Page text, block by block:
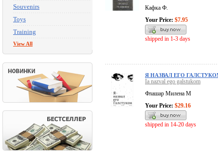
Souvenirs
Toys
Training
View All
Кафка Ф.
Your Price: $7.95
shipped in 1-3 days
Я НАЗВАЛ ЕГО
Ia nazval ego galstukom
Флашар Милена М
Your Price: $29.16
shipped in 14-20 days